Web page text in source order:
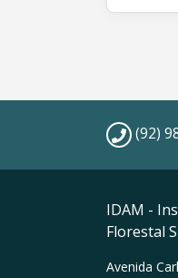
(92)
IDAM -
Florestal
Avenida